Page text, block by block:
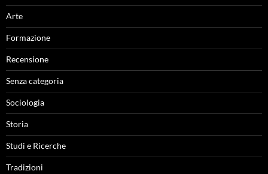
Arte
Formazione
Recensione
Senza categoria
Sociologia
Storia
Studi e Ricerche
Tradizioni